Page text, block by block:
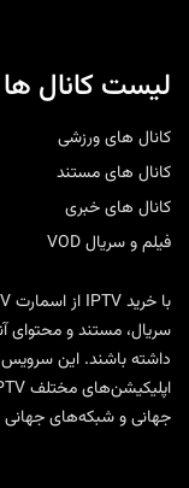
لیست کانال ها
کانال های ورزشی
کانال های مستند
کانال های خبری
فیلم و سریال VOD
با خرید IPTV ازاسمارت IPTV
داشته باشند. این
جهانی و شبکه‌های جهانی